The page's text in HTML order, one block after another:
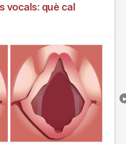
vocals: què cal